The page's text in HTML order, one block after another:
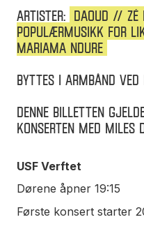
ARTISTER: DAOUD // ZÉ
Populærmusikk for
MARIAMA NDURE
BYTTES I ARMBÅND VED
Denne billetten
konserten med Miles
USF Verftet
Dørene åpner 19:15
Første konsert starter